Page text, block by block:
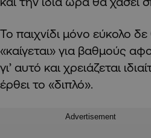
Το παιχνίδι μόνο εύκολο
«καίγεται» για βαθμούς
γι’ αυτό και χρειάζεται
έρθει το «διπλό».
Advertisement